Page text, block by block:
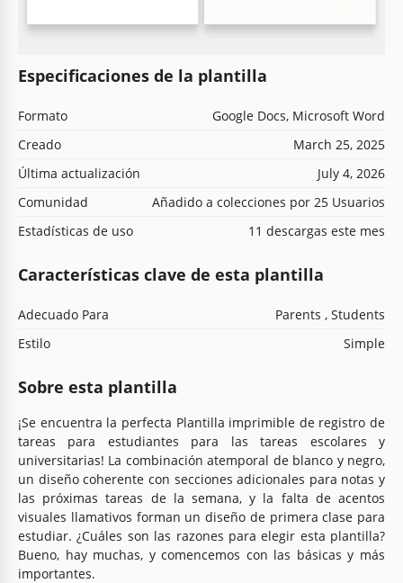
Especificaciones de la plantilla
Formato
Google Docs, Microsoft Word
Creado
March 25, 2025
Última actualización
July 4, 2026
Comunidad
Añadido a colecciones por 25 Usuarios
Estadísticas de uso
11 descargas este mes
Características clave de esta plantilla
Adecuado Para
Parents , Students
Estilo
Simple
Sobre esta plantilla
¡Se encuentra la perfecta Plantilla imprimible de registro de
tareas para estudiantes para las tareas escolares y
universitarias! La combinación atemporal de blanco y negro,
un diseño coherente con secciones adicionales para notas y
las próximas tareas de la semana, y la falta de acentos
visuales llamativos forman un diseño de primera clase para
estudiar. ¿Cuáles son las razones para elegir esta plantilla?
Bueno, hay muchas, y comencemos con las básicas y más
importantes.